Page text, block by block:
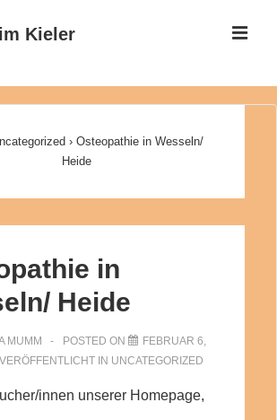
Kieler
› Osteopathie in Wesseln/
Heide
in
Heide
MUMM POSTED ON
FEBRUAR 6,
VERÖFFENTLICHT IN UNCATEGORIZED
innen unserer Homepage,